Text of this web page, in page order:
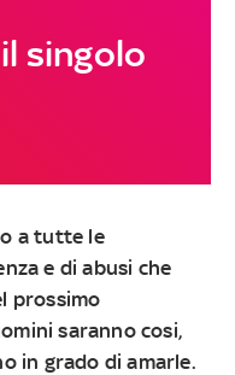
singolo
a tutte le
e di abusi che
prossimo
saranno cosi,
in grado di amarle.